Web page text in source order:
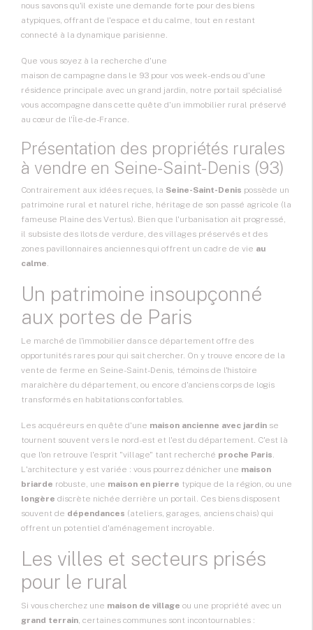
nous savons qu'il existe une demande forte pour des biens
atypiques, offrant de l'espace et du calme, tout en restant
connecté à la dynamique parisienne.
Que vous soyez à la recherche d'une
maison de campagne dans le 93 pour vos week-ends ou d'une
résidence principale avec un grand jardin, notre portail spécialisé
vous accompagne dans cette quête d'un immobilier rural préservé
au cœur de l'Île-de-France.
Présentation des propriétés rurales
à vendre en Seine-Saint-Denis (93)
Contrairement aux idées reçues, la Seine-Saint-Denis possède un
patrimoine rural et naturel riche, héritage de son passé agricole (la
fameuse Plaine des Vertus). Bien que l'urbanisation ait progressé,
il subsiste des îlots de verdure, des villages préservés et des
zones pavillonnaires anciennes qui offrent un cadre de vie au
calme.
Un patrimoine insoupçonné
aux portes de Paris
Le marché de l'immobilier dans ce département offre des
opportunités rares pour qui sait chercher. On y trouve encore de la
vente de ferme en Seine-Saint-Denis, témoins de l'histoire
maraîchère du département, ou encore d'anciens corps de logis
transformés en habitations confortables.
Les acquéreurs en quête d'une maison ancienne avec jardin se
tournent souvent vers le nord-est et l'est du département. C'est là
que l'on retrouve l'esprit "village" tant recherché proche Paris.
L'architecture y est variée : vous pourrez dénicher une maison
briarde robuste, une maison en pierre typique de la région, ou une
longère discrète nichée derrière un portail. Ces biens disposent
souvent de dépendances (ateliers, garages, anciens chais) qui
offrent un potentiel d'aménagement incroyable.
Les villes et secteurs prisés
pour le rural
Si vous cherchez une maison de village ou une propriété avec un
grand terrain, certaines communes sont incontournables :